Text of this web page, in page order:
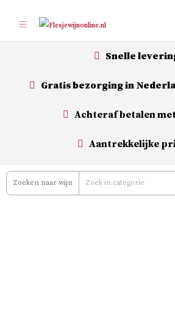
naar
de
Snelle
Gratis bezorging in
Achteraf betalen
Aantrekkelijke